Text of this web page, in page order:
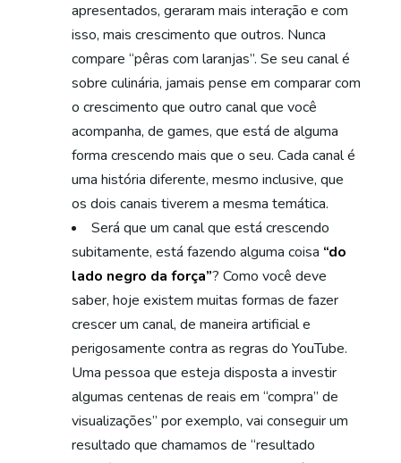
apresentados, geraram mais interação e com
isso, mais crescimento que outros. Nunca
compare “pêras com laranjas”. Se seu canal é
sobre culinária, jamais pense em comparar com
o crescimento que outro canal que você
acompanha, de games, que está de alguma
forma crescendo mais que o seu. Cada canal é
uma história diferente, mesmo inclusive, que
os dois canais tiverem a mesma temática.
Será que um canal que está crescendo
subitamente, está fazendo alguma coisa “do
lado negro da força”? Como você deve
saber, hoje existem muitas formas de fazer
crescer um canal, de maneira artificial e
perigosamente contra as regras do YouTube.
Uma pessoa que esteja disposta a investir
algumas centenas de reais em “compra” de
visualizações” por exemplo, vai conseguir um
resultado que chamamos de “resultado